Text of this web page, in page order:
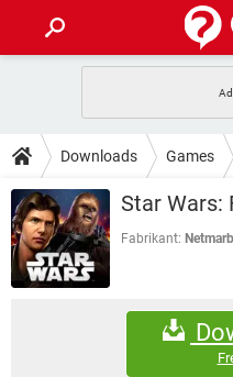
INSTAGRAM
NETFLIX
GRATIS
TIKTOK
HOW-TO
VIDEOBELLEN
INSTAGRAM
NETFLIX
DOWNLOADS
VIDEOBELLEN
INSTAGRAM
FORUM
Downloads Games
Star Wars:
Fabrikant: